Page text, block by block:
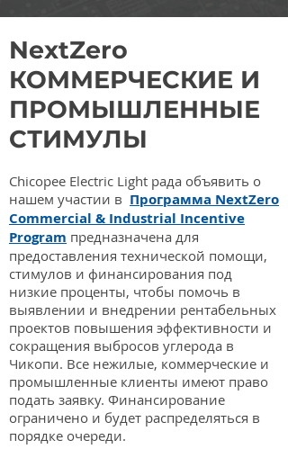
NextZero
КОММЕРЧЕСКИЕ И
ПРОМЫШЛЕННЫЕ
СТИМУЛЫ
Chicopee Electric Light рада объявить о
нашем участии в Программа NextZero
Commercial & Industrial Incentive
Program предназначена для
предоставления технической помощи,
стимулов и финансирования под
низкие проценты, чтобы помочь в
выявлении и внедрении рентабельных
проектов повышения эффективности и
сокращения выбросов углерода в
Чикопи. Все нежилые, коммерческие и
промышленные клиенты имеют право
подать заявку. Финансирование
ограничено и будет распределяться в
порядке очереди.